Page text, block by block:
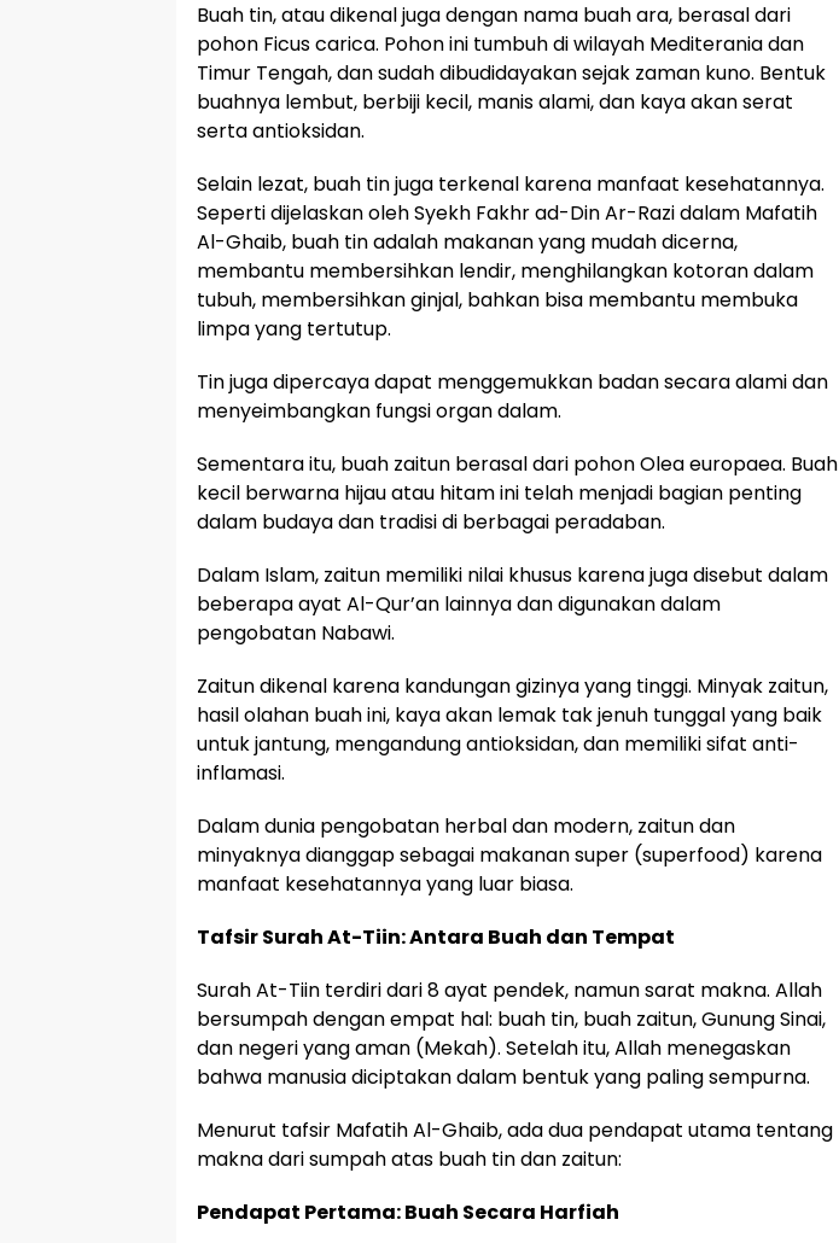
Buah tin, atau dikenal juga dengan nama buah ara, berasal dari
pohon Ficus carica. Pohon ini tumbuh di wilayah Mediterania dan
Timur Tengah, dan sudah dibudidayakan sejak zaman kuno. Bentuk
buahnya lembut, berbiji kecil, manis alami, dan kaya akan serat
serta antioksidan.
Selain lezat, buah tin juga terkenal karena manfaat kesehatannya.
Seperti dijelaskan oleh Syekh Fakhr ad-Din Ar-Razi dalam Mafatih
Al-Ghaib, buah tin adalah makanan yang mudah dicerna,
membantu membersihkan lendir, menghilangkan kotoran dalam
tubuh, membersihkan ginjal, bahkan bisa membantu membuka
limpa yang tertutup.
Tin juga dipercaya dapat menggemukkan badan secara alami dan
menyeimbangkan fungsi organ dalam.
Sementara itu, buah zaitun berasal dari pohon Olea europaea. Buah
kecil berwarna hijau atau hitam ini telah menjadi bagian penting
dalam budaya dan tradisi di berbagai peradaban.
Dalam Islam, zaitun memiliki nilai khusus karena juga disebut dalam
beberapa ayat Al-Qur’an lainnya dan digunakan dalam
pengobatan Nabawi.
Zaitun dikenal karena kandungan gizinya yang tinggi. Minyak zaitun,
hasil olahan buah ini, kaya akan lemak tak jenuh tunggal yang baik
untuk jantung, mengandung antioksidan, dan memiliki sifat anti-
inflamasi.
Dalam dunia pengobatan herbal dan modern, zaitun dan
minyaknya dianggap sebagai makanan super (superfood) karena
manfaat kesehatannya yang luar biasa.
Tafsir Surah At-Tiin: Antara Buah dan Tempat
Surah At-Tiin terdiri dari 8 ayat pendek, namun sarat makna. Allah
bersumpah dengan empat hal: buah tin, buah zaitun, Gunung Sinai,
dan negeri yang aman (Mekah). Setelah itu, Allah menegaskan
bahwa manusia diciptakan dalam bentuk yang paling sempurna.
Menurut tafsir Mafatih Al-Ghaib, ada dua pendapat utama tentang
makna dari sumpah atas buah tin dan zaitun:
Pendapat Pertama: Buah Secara Harfiah